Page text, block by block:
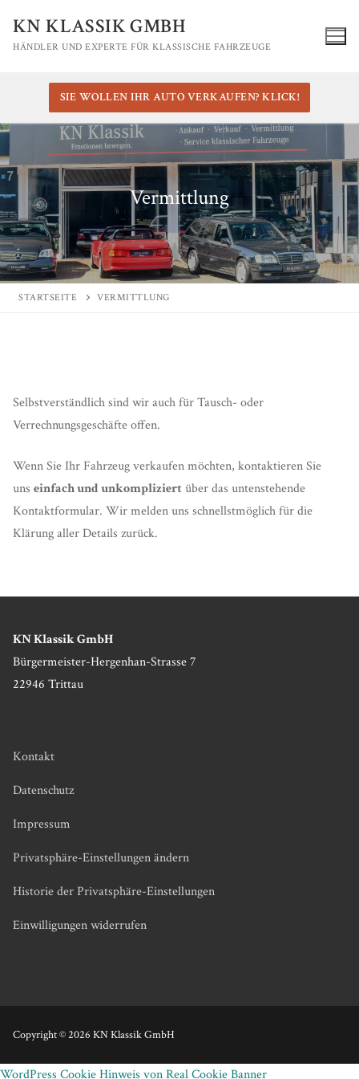
Inhalt
springen
KN KLASSIK GMBH
HÄNDLER UND EXPERTE FÜR KLASSISCHE FAHRZEUGE
SIE WOLLEN IHR AUTO VERKAUFEN? KLICK!
Vermittlung
STARTSEITE VERMITTLUNG
Selbstverständlich sind wir auch für Tausch- oder
Verrechnungsgeschäfte offen.
Wenn Sie Ihr Fahrzeug verkaufen möchten, kontaktieren Sie
uns einfach und unkompliziert über das untenstehende
Kontaktformular. Wir melden uns schnellstmöglich für die
Klärung aller Details zurück.
KN Klassik GmbH
Bürgermeister-Hergenhan-Strasse 7
22946 Trittau
Kontakt
Datenschutz
Impressum
Privatsphäre-Einstellungen ändern
Historie der Privatsphäre-Einstellungen
Einwilligungen widerrufen
Copyright © 2026 KN Klassik GmbH
WordPress Cookie Hinweis von Real Cookie Banner